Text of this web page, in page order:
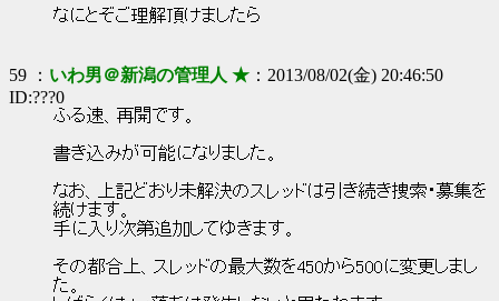
なにとぞご理解頂けましたら
59 ： いわ男＠新潟の管理人 ★ ：2013/08/02(金) 20:46:50
ID:???0
ふる速、再開です。
書き込みが可能になりました。
なお、上記どおり未解決のスレッドは引き続き捜索・募集を
続けます。
手に入り次第追加してゆきます。
その都合上、スレッドの最大数を450から500に変更しまし
た。